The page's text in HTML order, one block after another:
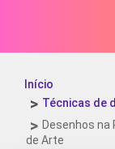
Início
Técnicas de
Desenhos na
de Arte